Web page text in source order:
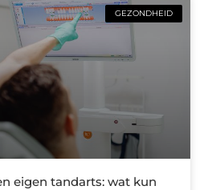
GEZONDHEID
eigen tandarts: wat kun